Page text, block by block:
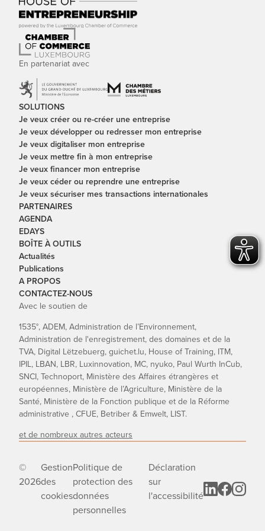
En partenariat avec
SOLUTIONS
Je veux créer ou re-créer une entreprise
Je veux développer ou redresser mon entreprise
Je veux digitaliser mon entreprise
Je veux mettre fin à mon entreprise
Je veux financer mon entreprise
Je veux céder ou reprendre une entreprise
Je veux sécuriser mes transactions internationales
PARTENAIRES
AGENDA
EDAYS
BOÎTE À OUTILS
Actualités
Publications
A PROPOS
CONTACTEZ-NOUS
Avec le soutien de
1535°, ADEM, Administration de l’Environnement,
Administration de l'enregistrement, des domaines et de la
TVA, Digital Lëtzebuerg, guichet.lu, House of Training, ITM,
IPIL, LBAN, LBR, Luxinnovation, MC, nyuko, Paul Wurth InCub,
SNCI, Technoport, Ministère des Affaires étrangères et
européennes, Ministère de l’Agriculture, Ministère de la
Santé, Ministère de la Fonction publique et de la Réforme
administrative , CFUE, Betriber & Emwelt, LIST.
et de nombreux autres acteurs
©
2026
Gestion
des
cookies
Politique de
protection des
données
personnelles
Déclaration
sur
l'accessibilité